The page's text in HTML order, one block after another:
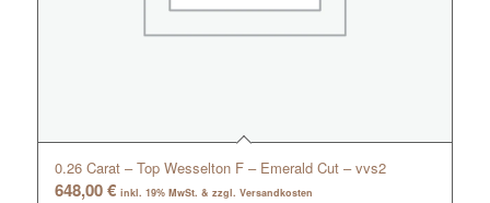
0.26 Carat – Top Wesselton F – Emerald Cut – vvs2
648,00€ inkl. 19% MwSt. & zzgl. Versandkosten